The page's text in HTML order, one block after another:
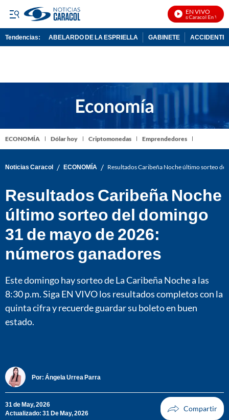
EN VIVO
Noticias Caracol En Vivo
Tendencias: ABELARDO DE LA ESPRIELLA GABINETE ACCIDENTE
ECONOMÍA Dólar hoy Criptomonedas Emprendedores
Noticias Caracol / ECONOMÍA / Resultados Caribeña Noche último sorteo
Resultados Caribeña Noche
último sorteo del domingo
31 de mayo de 2026:
números ganadores
Este domingo hay sorteo de La Caribeña Noche a las
8:30 p.m. Siga EN VIVO los resultados completos con la
quinta cifra y recuerde guardar su boleto en buen
estado.
Por: Ángela Urrea Parra
31 de May, 2026
Actualizado: 31 De May, 2026